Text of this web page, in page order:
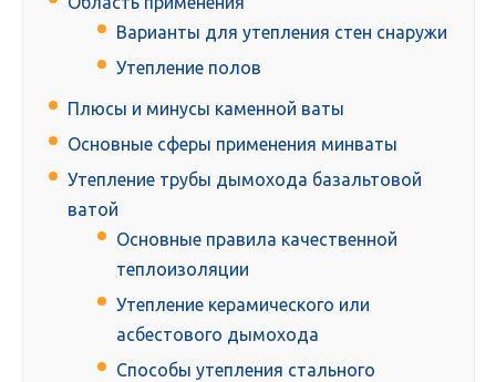
Варианты для утепления стен снаружи
Утепление полов
Плюсы и минусы каменной ваты
Основные сферы применения минваты
Утепление трубы дымохода базальтовой
ватой
Основные правила качественной
теплоизоляции
Утепление керамического или
асбестового дымохода
Способы утепления стального